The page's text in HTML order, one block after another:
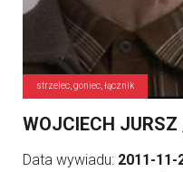
strzelec, goniec, łącznik
WOJCIECH JURSZ
Data wywiadu: 2011-11-